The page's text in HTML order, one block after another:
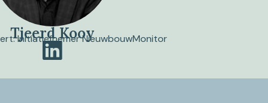
Tjeerd Kooy
Initiatiefnemer NieuwbouwMonitor